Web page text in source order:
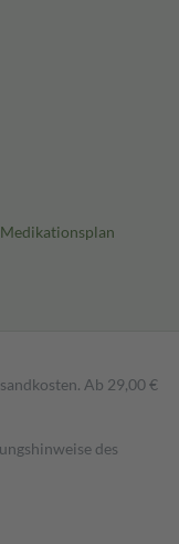
Ab 29,00 €
des